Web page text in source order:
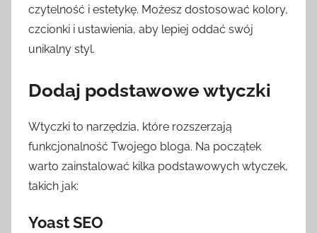
czytelność i estetykę. Możesz dostosować kolory,
czcionki i ustawienia, aby lepiej oddać swój
unikalny styl.
Dodaj podstawowe wtyczki
Wtyczki to narzędzia, które rozszerzają
funkcjonalność Twojego bloga. Na początek
warto zainstalować kilka podstawowych wtyczek,
takich jak:
Yoast SEO